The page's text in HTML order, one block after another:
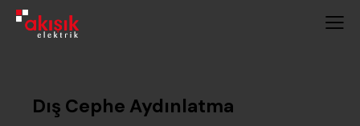
Dış Cephe Aydınlatma